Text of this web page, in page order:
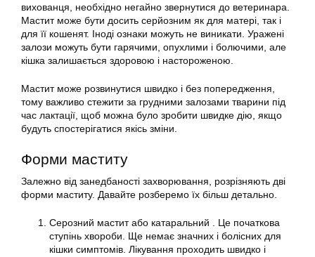
вихованця, необхідно негайно звернутися до ветеринара.
Мастит може бути досить серйозним як для матері, так і
для її кошенят. Іноді ознаки можуть не виникати. Уражені
залози можуть бути гарячими, опухлими і болючими, але
кішка залишається здоровою і настороженою.
Мастит може розвинутися швидко і без попередження,
тому важливо стежити за грудними залозами тварини під
час лактації, щоб можна було зробити швидке дію, якщо
будуть спостерігатися якісь зміни.
Форми маститу
Залежно від занедбаності захворювання, розрізняють дві
форми маститу. Давайте розберемо їх більш детально.
Серозний мастит або катаральний . Це початкова
ступінь хвороби. Ще немає значних і болісних для
кішки симптомів. Лікування проходить швидко і